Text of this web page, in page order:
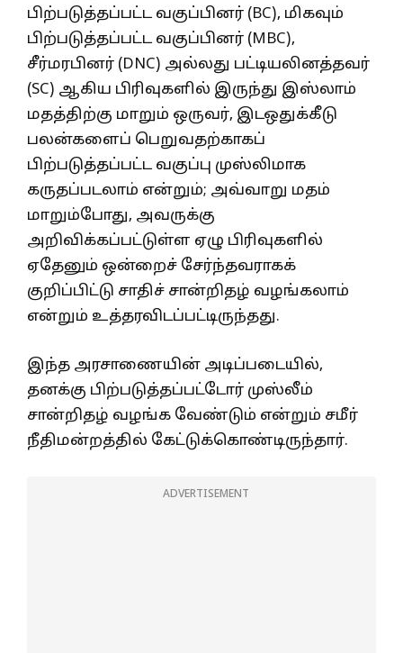
பிற்படுத்தப்பட்ட வகுப்பினர் (BC), மிகவும்
பிற்படுத்தப்பட்ட வகுப்பினர் (MBC),
சீர்மரபினர் (DNC) அல்லது பட்டியலினத்தவர்
(SC) ஆகிய பிரிவுகளில் இருந்து இஸ்லாம்
மதத்திற்கு மாறும் ஒருவர், இடஒதுக்கீடு
பலன்களைப் பெறுவதற்காகப்
பிற்படுத்தப்பட்ட வகுப்பு முஸ்லிமாக
கருதப்படலாம் என்றும்; அவ்வாறு மதம்
மாறும்போது, அவருக்கு
அறிவிக்கப்பட்டுள்ள ஏழு பிரிவுகளில்
ஏதேனும் ஒன்றைச் சேர்ந்தவராகக்
குறிப்பிட்டு சாதிச் சான்றிதழ் வழங்கலாம்
என்றும் உத்தரவிடப்பட்டிருந்தது.
இந்த அரசாணையின் அடிப்படையில்,
தனக்கு பிற்படுத்தப்பட்டோர் முஸ்லீம்
சான்றிதழ் வழங்க வேண்டும் என்றும் சமீர்
நீதிமன்றத்தில் கேட்டுக்கொண்டிருந்தார்.
ADVERTISEMENT